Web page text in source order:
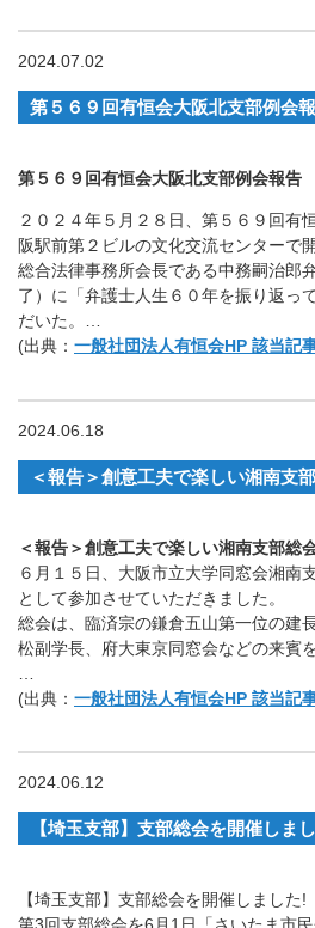
2024.07.02
第５６９回有恒会大阪北支部例会
第５６９回有恒会大阪北支部例会報告
２０２４年５月２８日、第５６９回有
阪駅前第２ビルの文化交流センターで
総合法律事務所会長である中務嗣治郎
了）に「弁護士人生６０年を振り返っ
だいた。…
(出典： 一般社団法人有恒会HP 該当記
2024.06.18
＜報告＞創意工夫で楽しい湘南支
＜報告＞創意工夫で楽しい湘南支部総
６月１５日、大阪市立大学同窓会湘南
として参加させていただきました。
総会は、臨済宗の鎌倉五山第一位の建
松副学長、府大東京同窓会などの来賓
(出典： 一般社団法人有恒会HP 該当記
2024.06.12
【埼玉支部】支部総会を開催しま
【埼玉支部】支部総会を開催しました!